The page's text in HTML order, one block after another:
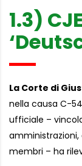
1.3)
La Corte di
nella causa C-
ufficiale –
amministrazioni,
membri – ha